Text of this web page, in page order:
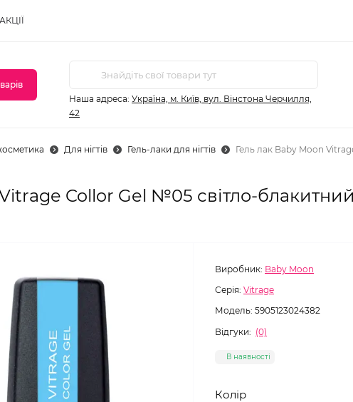
АКЦІЇ
Наша адреса: Україна, м. Київ, вул. Вінстона Черчилля,
42
Для нігтів Гель-лаки для нігтів Гель лак Baby Moon
Collor Gel №05 світло-
Виробник: Baby Moon
Серія: Vitrage
Модель: 5905123024382
Відгуки: (0)
В наявності
Колір